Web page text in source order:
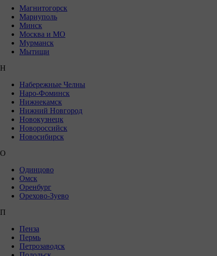
Магнитогорск
Мариуполь
Минск
Москва и МО
Мурманск
Мытищи
Н
Набережные Челны
Наро-Фоминск
Нижнекамск
Нижний Новгород
Новокузнецк
Новороссийск
Новосибирск
О
Одинцово
Омск
Оренбург
Орехово-Зуево
П
Пенза
Пермь
Петрозаводск